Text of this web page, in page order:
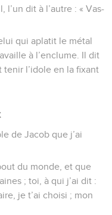
l’un dit à l’autre : « Vas-
qui aplatit le métal
à l’enclume. Il dit
tenir l’idole en la fixant
de Jacob que j’ai
du monde, et que
; toi, à qui j’ai dit :
je t’ai choisi ; mon